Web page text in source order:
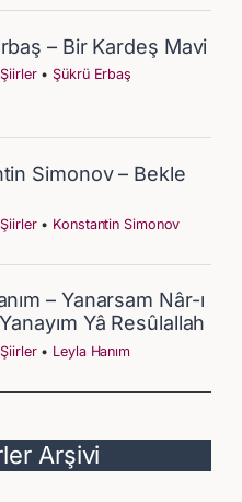
Arşivi